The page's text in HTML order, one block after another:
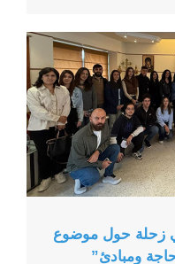
زحلة حول موضوع
ومبادئ”